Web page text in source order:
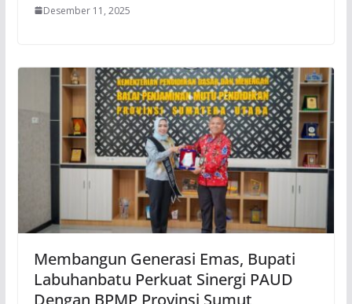
Desember 11, 2025
Membangun Generasi Emas, Bupati
Labuhanbatu Perkuat Sinergi PAUD